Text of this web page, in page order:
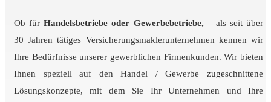
Ob fürHandelsbetriebe oder Gewerbebetriebe, – als seit über
30 Jahren tätiges Versicherungsmaklerunternehmen kennen wir
Ihre Bedürfnisse unserer gewerblichen Firmenkunden. Wir bieten
Ihnen
speziell auf den Handel / Gewerbe zugeschnittene
Lösungskonzepte, mit dem Sie Ihr Unternehmen und Ihre